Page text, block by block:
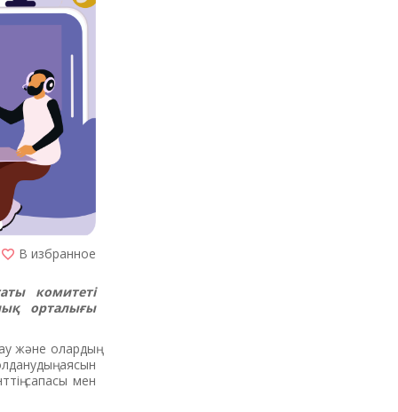
В избранное
комитеті
орталығы
және олардың
аясын
сапасы мен